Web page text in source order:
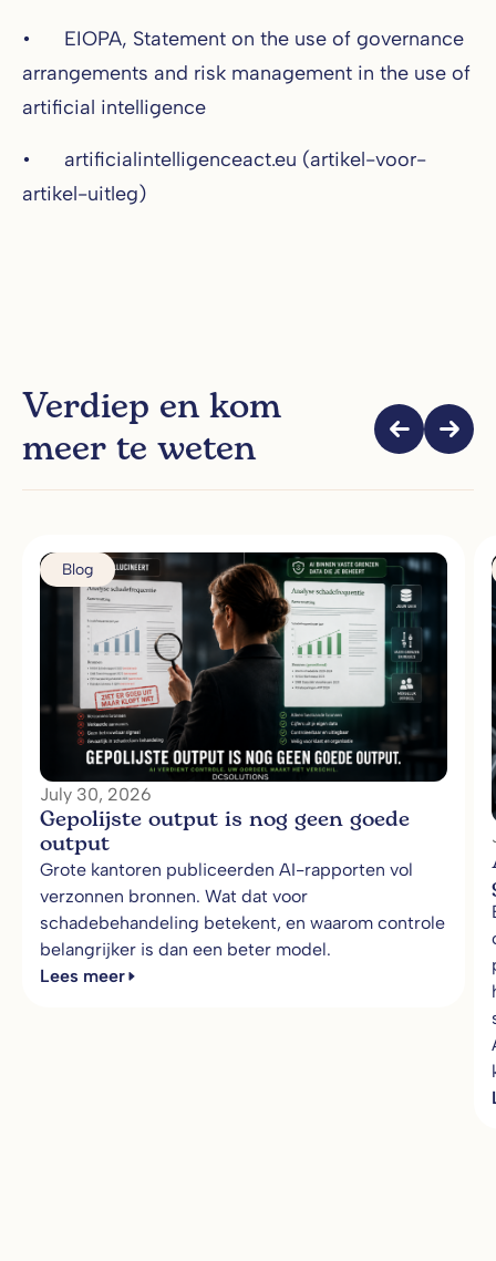
• EIOPA, Statement on the use of governance
arrangements and risk management in the use of
artificial intelligence
• artificialintelligenceact.eu (artikel-voor-
artikel-uitleg)
Verdiep en kom
meer te weten
Blog
July 30, 2026
Gepolijste output is nog geen goede
output
Grote kantoren publiceerden AI-rapporten vol
verzonnen bronnen. Wat dat voor
schadebehandeling betekent, en waarom controle
belangrijker is dan een beter model.
Lees meer